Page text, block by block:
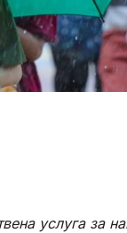
услуга за